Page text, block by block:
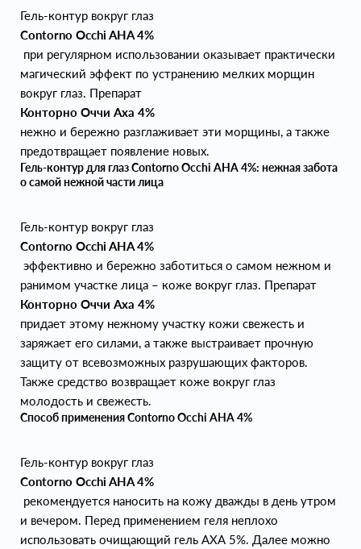
Гель-контур вокруг глаз
Contorno Occhi AHA 4%
при регулярном использовании оказывает практически
магический эффект по устранению мелких морщин
вокруг глаз. Препарат
Конторно Оччи Аха 4%
нежно и бережно разглаживает эти морщины, а также
предотвращает появление новых.
Гель-контур для глаз Contorno Occhi AHA 4%: нежная забота
о самой нежной части лица
Гель-контур вокруг глаз
Contorno Occhi AHA 4%
эффективно и бережно заботиться о самом нежном и
ранимом участке лица – коже вокруг глаз. Препарат
Конторно Оччи Аха 4%
придает этому нежному участку кожи свежесть и
заряжает его силами, а также выстраивает прочную
защиту от всевозможных разрушающих факторов.
Также средство возвращает коже вокруг глаз
молодость и свежесть.
Способ применения Contorno Occhi AHA 4%
Гель-контур вокруг глаз
Contorno Occhi AHA 4%
рекомендуется наносить на кожу дважды в день утром
и вечером. Перед применением геля неплохо
использовать очищающий гель АХА 5%. Далее можно